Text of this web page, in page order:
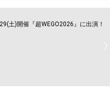
土)開催『超WEGO2026』に出演！